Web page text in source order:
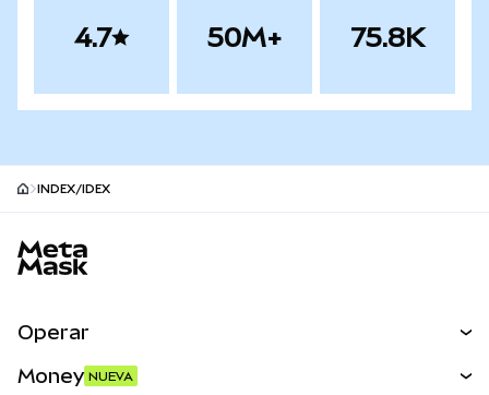
4.7 50M+ 75.8K
INDEX/IDEX
Operar
Money NUEVA